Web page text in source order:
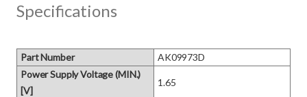
Specifications
Part Number
AK09973D
Power Supply Voltage (MIN.)
[V]
1.65